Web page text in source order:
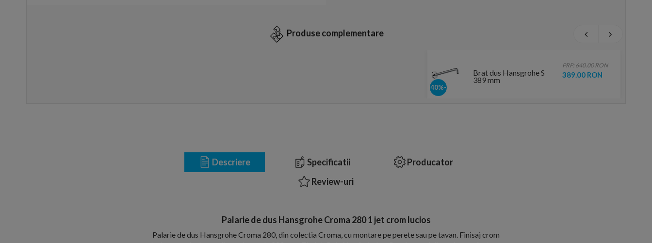
Produse complementare
-40%
Brat dus Hansgrohe S
389 mm
PRP: 640.00 RON
389.00 RON
Descriere Specificatii
Producator
Review-uri
Palarie de dus Hansgrohe Croma 280 1 jet crom lucios
Palarie de dus Hansgrohe Croma 280, din colectia Croma, cu montare pe perete sau pe tavan. Finisaj crom